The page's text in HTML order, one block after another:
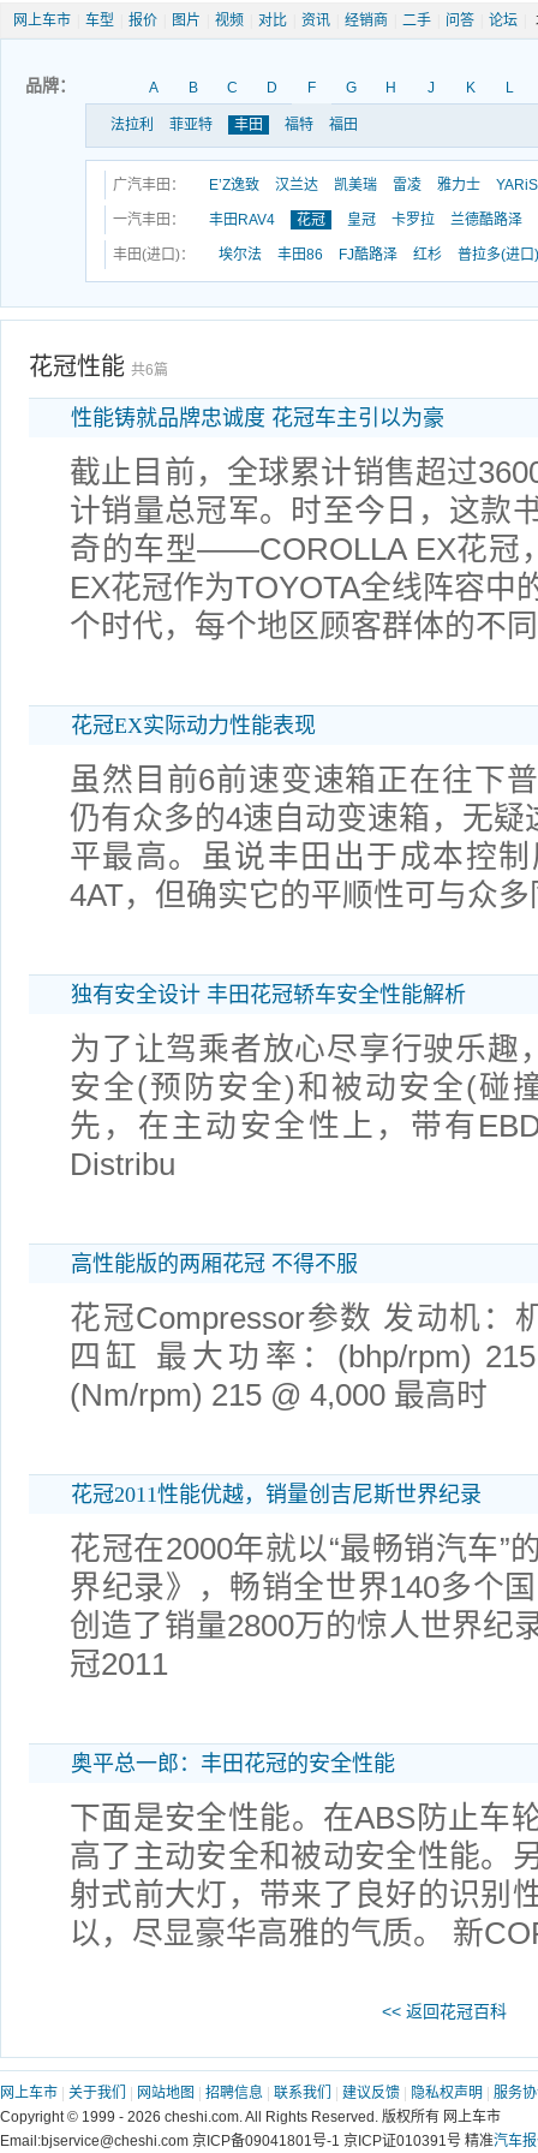
网上车市 车型 报价 图片 视频 对比 资讯 经销商 二手 问答 论坛
品牌： A B C D F G H J K L
法拉利 菲亚特 丰田 福特 福田
广汽丰田： E’Z逸致 汉兰达 凯美瑞 雷凌 雅力士
一汽丰田： 丰田RAV4 花冠 皇冠 卡罗拉 兰德酷路泽
丰田(进口)： 埃尔法 丰田86 FJ酷路泽 红杉 普拉多(进口)
花冠性能 共6篇
性能铸就品牌忠诚度 花冠车主引以为豪
截止目前，全球累计销售超过
计销量总冠军。时至今日，这款
奇的车型——COROLLA EX花冠
EX花冠作为TOYOTA全线阵容中
个时代，每个地区顾客群体的不
花冠EX实际动力性能表现
虽然目前6前速变速箱正在往下
仍有众多的4速自动变速箱，无疑
平最高。虽说丰田出于成本控
4AT，但确实它的平顺性可与众
独有安全设计 丰田花冠轿车安全性能解析
为了让驾乘者放心尽享行驶乐趣
安全(预防安全)和被动安全(碰
先，在主动安全性上，带有
Distribu
高性能版的两厢花冠 不得不服
花冠Compressor参数 发动机：
四缸 最大功率：(bhp/rpm)
(Nm/rpm) 215 @ 4,000 最高时
花冠2011性能优越，销量创吉尼斯世界纪录
花冠在2000年就以“最畅销汽车”
界纪录》，畅销全世界140多个
创造了销量2800万的惊人世界纪
冠2011
奥平总一郎：丰田花冠的安全性能
下面是安全性能。在ABS防止车
高了主动安全和被动安全性能。
射式前大灯，带来了良好的识别
以，尽显豪华高雅的气质。 新
<< 返回花冠百科
网上车市 关于我们 网站地图 招聘信息 联系我们 建议反馈 隐私权声明
服务
Copyright © 1999 - 2026 cheshi.com. All Rights Reserved. 版权所有 网上车市
Email:bjservice@cheshi.com 京ICP备09041801号-1 京ICP证010391号 精准汽车